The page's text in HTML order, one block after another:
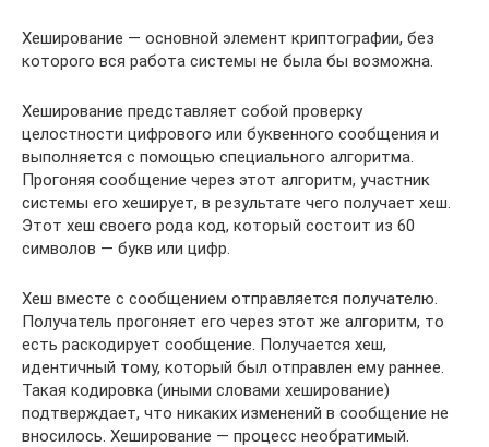
Хеширование — основной элемент криптографии, без
которого вся работа системы не была бы возможна.
Хеширование представляет собой проверку
целостности цифрового или буквенного сообщения и
выполняется с помощью специального алгоритма.
Прогоняя сообщение через этот алгоритм, участник
системы его хеширует, в результате чего получает хеш.
Этот хеш своего рода код, который состоит из 60
символов — букв или цифр.
Хеш вместе с сообщением отправляется получателю.
Получатель прогоняет его через этот же алгоритм, то
есть раскодирует сообщение. Получается хеш,
идентичный тому, который был отправлен ему раннее.
Такая кодировка (иными словами хеширование)
подтверждает, что никаких изменений в сообщение не
вносилось. Хеширование — процесс необратимый.